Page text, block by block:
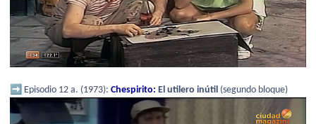
➡️ Episodio 12 a. (1973): Chespirito: El utilero inútil (segundo bloque)